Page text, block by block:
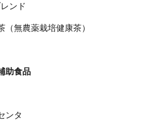
ンド
無農薬栽培健康茶）
助食品
ンタ